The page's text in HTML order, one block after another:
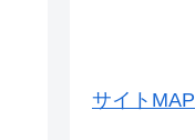
サイトMAP